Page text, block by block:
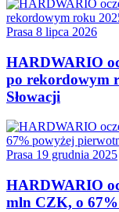
Prasa 8 lipca 2026
HARDWARIO
po rekordowym
Słowacji
Prasa 19 grudnia 2025
HARDWARIO
mln CZK, o